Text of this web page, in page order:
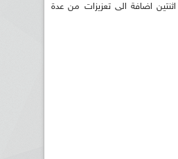
اضافة الى تعزيزات من عدة